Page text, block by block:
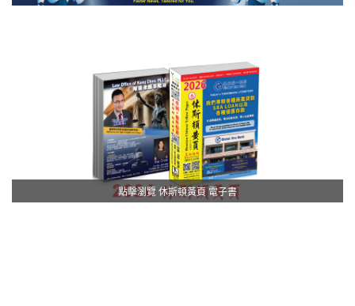
點擊瀏覽 休斯頓黃頁 電子書